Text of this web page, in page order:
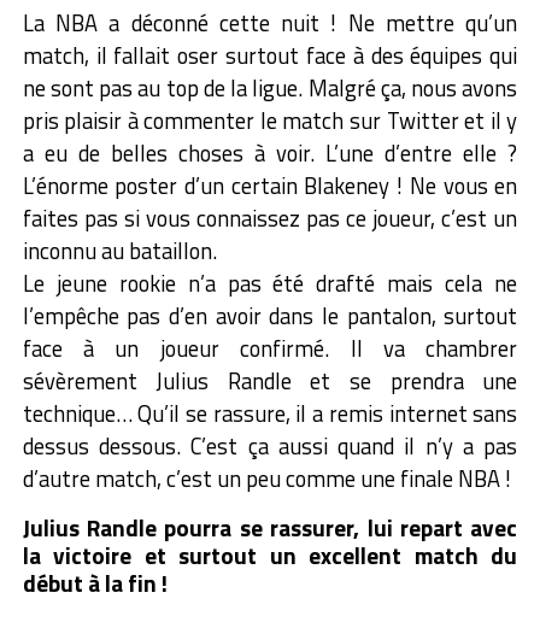
La NBA a déconné cette nuit ! Ne mettre qu’un
match, il fallait oser surtout face à des équipes qui
ne sont pas au top de la ligue. Malgré ça, nous avons
pris plaisir à commenter le match sur Twitter et il y
a eu de belles choses à voir. L’une d’entre elle ?
L’énorme poster d’un certain Blakeney ! Ne vous en
faites pas si vous connaissez pas ce joueur, c’est un
inconnu au bataillon.
Le jeune rookie n’a pas été drafté mais cela ne
l’empêche pas d’en avoir dans le pantalon, surtout
face à un joueur confirmé. Il va chambrer
sévèrement Julius Randle et se prendra une
technique… Qu’il se rassure, il a remis internet sans
dessus dessous. C’est ça aussi quand il n’y a pas
d’autre match, c’est un peu comme une finale NBA !
Julius Randle pourra se rassurer, lui repart avec
la victoire et surtout un excellent match du
début à la fin !